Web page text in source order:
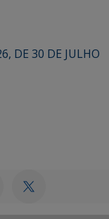
DE 30 DE JULHO